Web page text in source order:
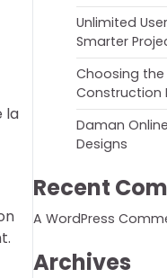
la
Unlimited
Smarter
Choosing
Construction
Daman
Designs
Recent
A WordPress
Archives